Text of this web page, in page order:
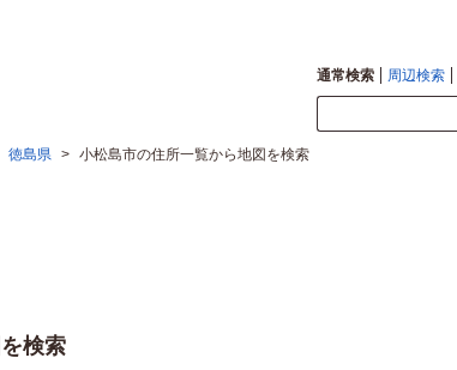
通常検索 周辺検索
徳島県 > 小松島市の住所一覧から地図を検索
検索